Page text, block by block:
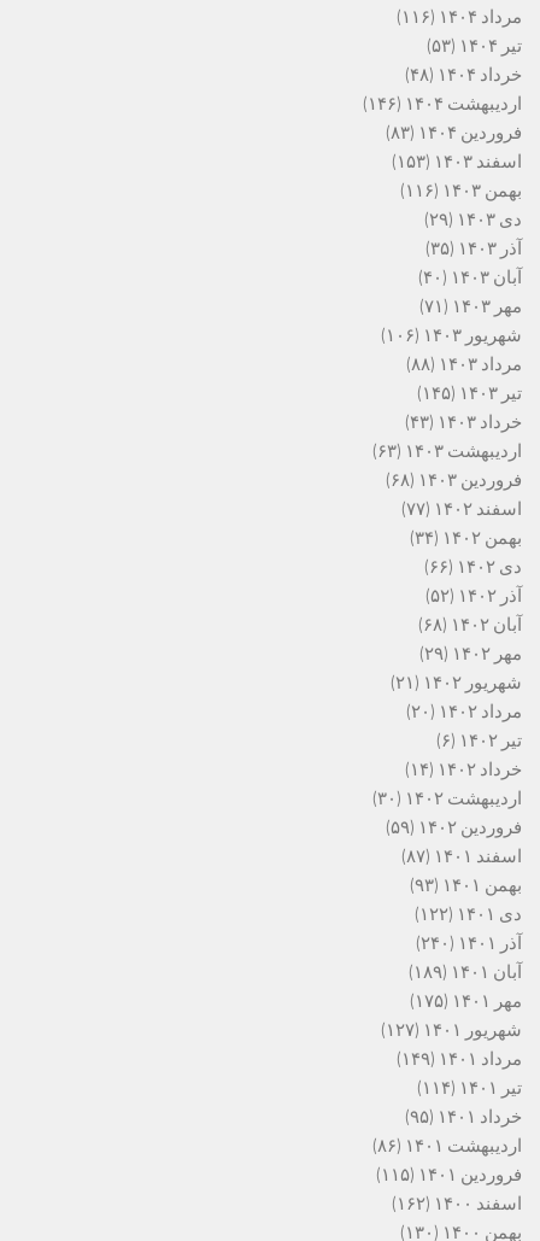
مرداد ۱۴۰۴
(۱۱۶)
تیر ۱۴۰۴
(۵۳)
خرداد ۱۴۰۴
(۴۸)
اردیبهشت ۱۴۰۴
(۱۴۶)
فروردین ۱۴۰۴
(۸۳)
اسفند ۱۴۰۳
(۱۵۳)
بهمن ۱۴۰۳
(۱۱۶)
دی ۱۴۰۳
(۲۹)
آذر ۱۴۰۳
(۳۵)
آبان ۱۴۰۳
(۴۰)
مهر ۱۴۰۳
(۷۱)
شهریور ۱۴۰۳
(۱۰۶)
مرداد ۱۴۰۳
(۸۸)
تیر ۱۴۰۳
(۱۴۵)
خرداد ۱۴۰۳
(۴۳)
اردیبهشت ۱۴۰۳
(۶۳)
فروردین ۱۴۰۳
(۶۸)
اسفند ۱۴۰۲
(۷۷)
بهمن ۱۴۰۲
(۳۴)
دی ۱۴۰۲
(۶۶)
آذر ۱۴۰۲
(۵۲)
آبان ۱۴۰۲
(۶۸)
مهر ۱۴۰۲
(۲۹)
شهریور ۱۴۰۲
(۲۱)
مرداد ۱۴۰۲
(۲۰)
تیر ۱۴۰۲
(۶)
خرداد ۱۴۰۲
(۱۴)
اردیبهشت ۱۴۰۲
(۳۰)
فروردین ۱۴۰۲
(۵۹)
اسفند ۱۴۰۱
(۸۷)
بهمن ۱۴۰۱
(۹۳)
دی ۱۴۰۱
(۱۲۲)
آذر ۱۴۰۱
(۲۴۰)
آبان ۱۴۰۱
(۱۸۹)
مهر ۱۴۰۱
(۱۷۵)
شهریور ۱۴۰۱
(۱۲۷)
مرداد ۱۴۰۱
(۱۴۹)
تیر ۱۴۰۱
(۱۱۴)
خرداد ۱۴۰۱
(۹۵)
اردیبهشت ۱۴۰۱
(۸۶)
فروردین ۱۴۰۱
(۱۱۵)
اسفند ۱۴۰۰
(۱۶۲)
بهمن ۱۴۰۰
(۱۳۰)